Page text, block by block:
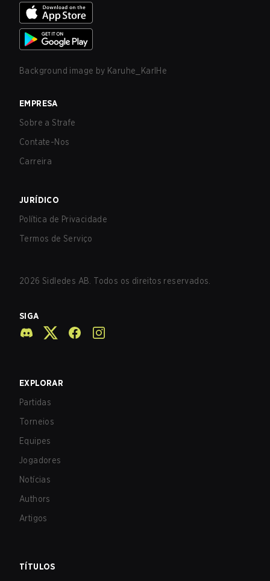
Background image by Karuhe_KarlHe
EMPRESA
Sobre a Strafe
Contate-Nos
Carreira
JURÍDICO
Política de Privacidade
Termos de Serviço
2026 Sidledes AB. Todos os direitos reservados.
SIGA
EXPLORAR
Partidas
Torneios
Equipes
Jogadores
Notícias
Authors
Artigos
TÍTULOS